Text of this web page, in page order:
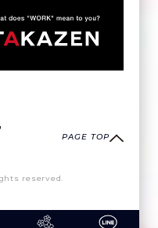
PAGE TOP
reserved.